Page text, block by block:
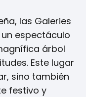
las Galeries
espectáculo
árbol
Este lugar
sino también
festivo y